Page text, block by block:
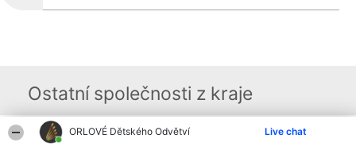
ORLOVÉ Dětského Odvětví Live chat
Ostatní společnosti z kraje